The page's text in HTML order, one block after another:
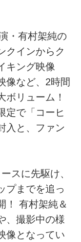
・有村架純の
クインからク
キング映像
像など、2時間
ボリューム！
定で「コーヒ
入と、ファン
スに先駆け、
プまでを追っ
！ 有村架純＆
、撮影中の様
像となってい